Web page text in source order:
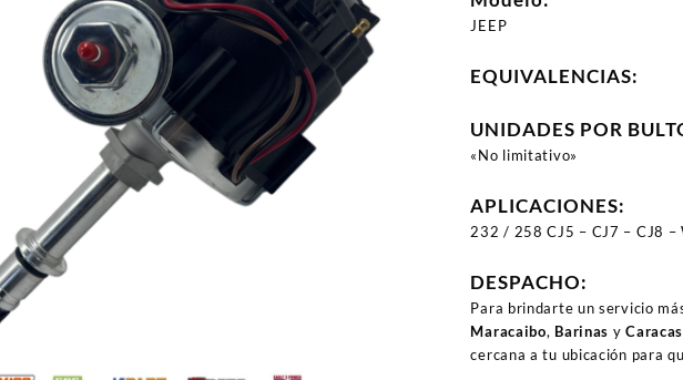
JEEP
EQUIVALENCIAS:
UNIDADES POR
«No limitativo»
APLICACIONES:
232 / 258 CJ5 – CJ7 – CJ8 –
DESPACHO:
Para brindarte un servicio
Maracaibo, Barinas yCaracas
cercana a tu ubicación para